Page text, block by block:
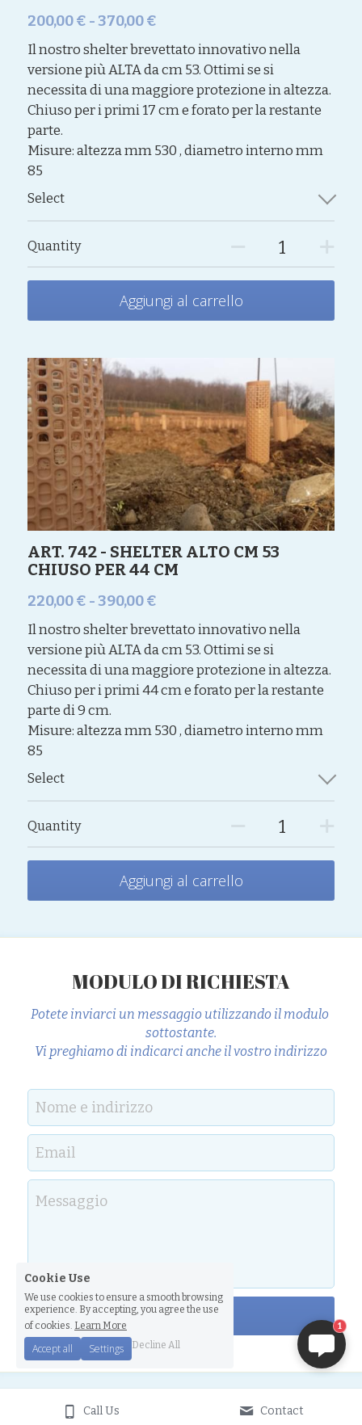
200,00 € - 370,00 €
Il nostro shelter brevettato innovativo nella
versione più ALTA da cm 53. Ottimi se si
necessita di una maggiore protezione in altezza.
Chiuso per i primi 17 cm e forato per la restante
parte.
Misure: altezza mm 530 , diametro interno mm
85
Select
Quantity
Aggiungi al carrello
ART. 742 - SHELTER ALTO CM 53
CHIUSO PER 44 CM
220,00 € - 390,00 €
Il nostro shelter brevettato innovativo nella
versione più ALTA da cm 53. Ottimi se si
necessita di una maggiore protezione in altezza.
Chiuso per i primi 44 cm e forato per la restante
parte di 9 cm.
Misure: altezza mm 530 , diametro interno mm
85
Select
Quantity
Aggiungi al carrello
MODULO DI RICHIESTA
Potete inviarci un messaggio utilizzando il modulo
sottostante.
Vi preghiamo di indicarci anche il vostro indirizzo
Nome e indirizzo
Email
Messaggio
Invia
DICONO DI NOI
Call Us Contact
Cookie Use
We use cookies to ensure a smooth browsing
experience. By accepting, you agree the use
of cookies. Learn More
Accept all Settings Decline All
se possiamo aiutarti ,
scrivici su whatsapp +39-
3333792961. Grazie!
1